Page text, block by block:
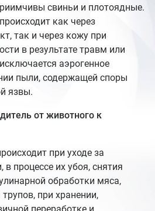
свиньи и плотоядные.
как через
так и через кожу при
в результате травм или
аэрогенное
пыли, содержащей споры
язвы.
от животного к
при уходе за
процессе их убоя, снятия
обработки мяса,
при хранении,